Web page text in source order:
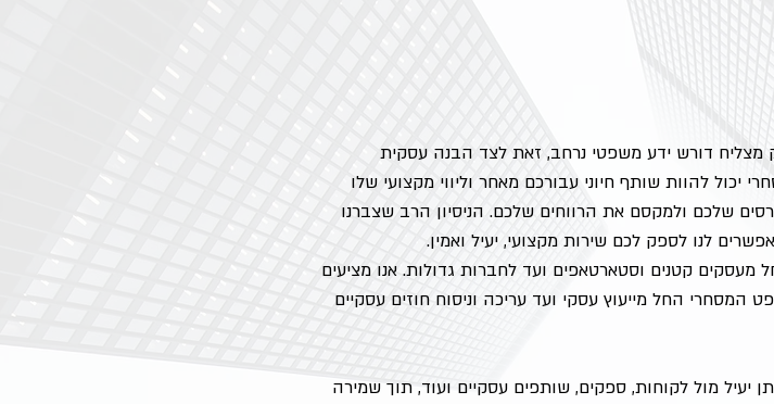
מצליח דורש ידע משפטי נרחב, זאת לצד הבנה עסקית
להוות שותף חיוני עבורכם מאחר וליווי מקצועי שלו
שלכם ולמקסם את הרווחים שלכם. הניסיון הרב שצברנו
לנו לספק לכם שירות מקצועי, יעיל ואמין.
קטנים וסטארטאפים ועד לחברות גדולות. אנו מציעים
החל מייעוץ עסקי ועד עריכה וניסוח חוזים עסקיים
יעיל מול לקוחות, ספקים, שותפים עסקיים ועוד, תוך שמירה